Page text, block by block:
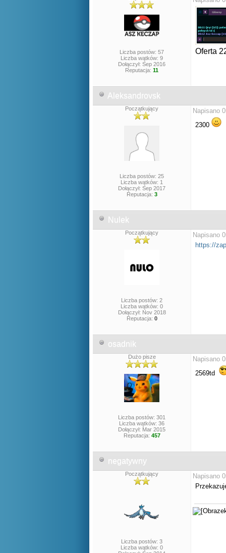
Liczba postów: 57
Liczba wątków: 9
Dołączył: Sep 2016
Reputacja: 11
Oferta
Aleksandrovsk
Początkujący
Liczba postów: 25
Liczba wątków: 1
Dołączył: Sep 2017
Reputacja: 3
Napisano
2300
Nulek
Początkujący
Liczba postów: 2
Liczba wątków: 0
Dołączył: Nov 2018
Reputacja: 0
Napisano
https://
osadnik
Dużo pisze
Liczba postów: 301
Liczba wątków: 36
Dołączył: Mar 2015
Reputacja: 457
Napisano
2569td
negatywny
Początkujący
Liczba postów: 3
Liczba wątków: 0
Napisano